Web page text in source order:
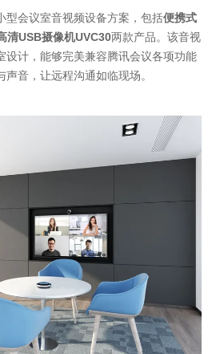
型会议室音视频设备方案，包括便携式
清USB摄像机UVC30两款产品。该音视
设计，能够完美兼容腾讯会议各项功能
音，让远程沟通如临现场。